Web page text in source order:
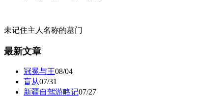
未记住主人名称的墓门
最新文章
冠冕与王08/04
盲从07/31
新疆自驾游略记07/27